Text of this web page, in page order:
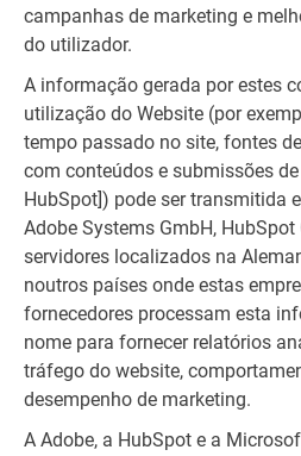
campanhas de marketing e
do utilizador.
A informação gerada por estes
utilização do Website (por
tempo passado no site, fontes
com conteúdos e submissões
HubSpot]) pode ser transmitida
Adobe Systems GmbH,
servidores localizados na
noutros países onde estas
fornecedores processam esta
nome para fornecer relatórios
tráfego do website,
desempenho de marketing.
A Adobe, a HubSpot e a